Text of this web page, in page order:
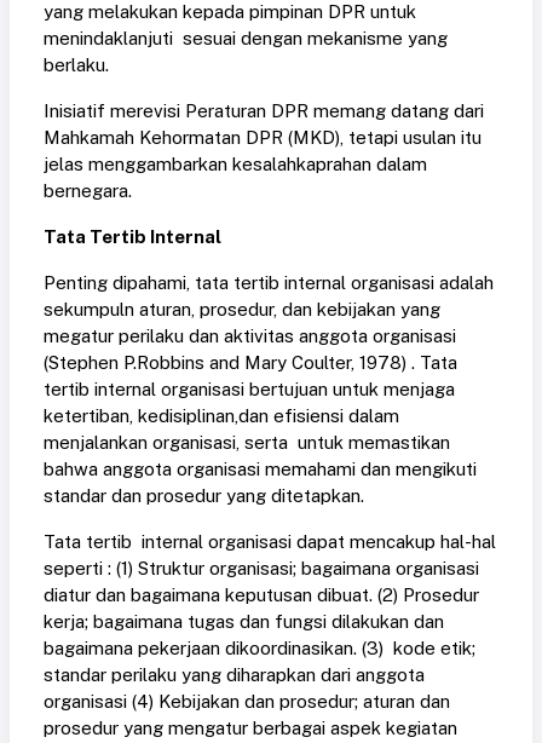
yang melakukan kepada pimpinan DPR untuk
menindaklanjuti sesuai dengan mekanisme yang
berlaku.
Inisiatif merevisi Peraturan DPR memang datang dari
Mahkamah Kehormatan DPR (MKD), tetapi usulan itu
jelas menggambarkan kesalahkaprahan dalam
bernegara.
Tata Tertib Internal
Penting dipahami, tata tertib internal organisasi adalah
sekumpuln aturan, prosedur, dan kebijakan yang
megatur perilaku dan aktivitas anggota organisasi
(Stephen P.Robbins and Mary Coulter, 1978) . Tata
tertib internal organisasi bertujuan untuk menjaga
ketertiban, kedisiplinan,dan efisiensi dalam
menjalankan organisasi, serta untuk memastikan
bahwa anggota organisasi memahami dan mengikuti
standar dan prosedur yang ditetapkan.
Tata tertib internal organisasi dapat mencakup hal-hal
seperti : (1) Struktur organisasi; bagaimana organisasi
diatur dan bagaimana keputusan dibuat. (2) Prosedur
kerja; bagaimana tugas dan fungsi dilakukan dan
bagaimana pekerjaan dikoordinasikan. (3) kode etik;
standar perilaku yang diharapkan dari anggota
organisasi (4) Kebijakan dan prosedur; aturan dan
prosedur yang mengatur berbagai aspek kegiatan